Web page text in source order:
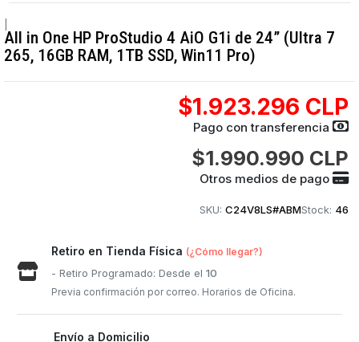
All in One HP ProStudio 4 AiO G1i de 24” (Ultra 7
265, 16GB RAM, 1TB SSD, Win11 Pro)
$1.923.296 CLP
Pago con transferencia
$1.990.990 CLP
Otros medios de pago
SKU: C24V8LS#ABMStock: 46
Retiro en Tienda Física (¿Cómo llegar?)
- Retiro Programado: Desde el10
Previa confirmación por correo. Horarios de Oficina.
Envío a Domicilio